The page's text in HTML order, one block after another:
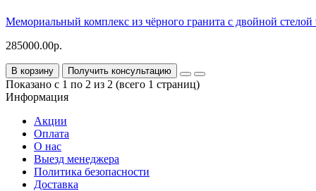
Мемориальный комплекс из чёрного гранита с двойной стелой
285000.00р.
В корзину Получить консультацию
Показано с 1 по 2 из 2 (всего 1 страниц)
Информация
Акции
Оплата
О нас
Выезд менеджера
Политика безопасности
Доставка